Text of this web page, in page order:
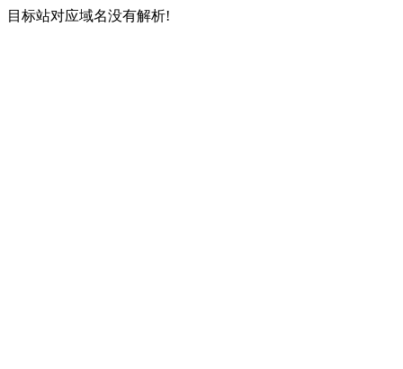
目标站对应域名没有解析!